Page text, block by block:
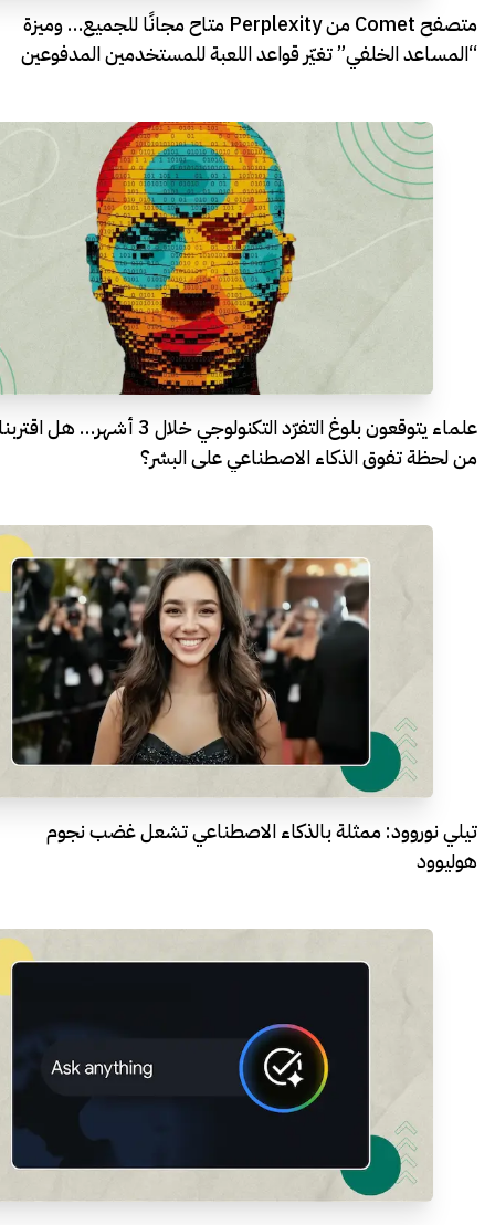
متصفح Comet من Perplexity متاح مجانًا للجميع… وميزة
“المساعد الخلفي” تغيّر قواعد اللعبة للمستخدمين المدفوعين
علماء يتوقعون بلوغ التفرّد التكنولوجي خلال 3 أشهر… هل
من لحظة تفوق الذكاء الاصطناعي على البشر؟
تيلي نوروود: ممثلة بالذكاء الاصطناعي تشعل غضب نجوم
هوليوود